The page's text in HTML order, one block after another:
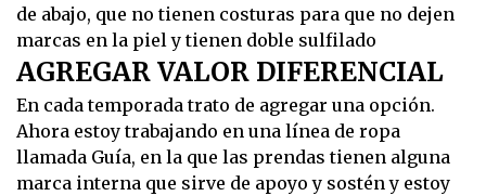
de abajo, que no tienen costuras para que no dejen
marcas en la piel y tienen doble sulfilado
AGREGAR VALOR DIFERENCIAL
En cada temporada trato de agregar una opción.
Ahora estoy trabajando en una línea de ropa
llamada Guía, en la que las prendas tienen alguna
marca interna que sirve de apoyo y sostén y estoy